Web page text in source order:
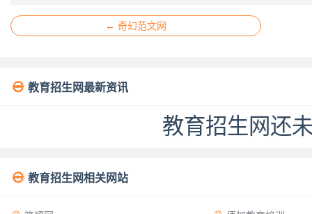
← 奇幻范文网
 教育招生网最新资讯
教育招生网还
 教育招生网相关网站